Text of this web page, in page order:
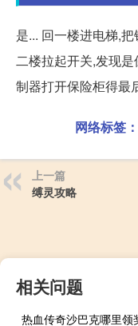
是... 回一楼进电梯,
二楼拉起开关,发现
制器打开保险柜得最
网络标签：
上一篇
缚灵攻略
相关问题
热血传奇沙巴克哪里领